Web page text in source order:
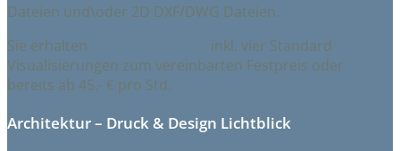
Dateien und\oder 2D DXF/DWG Dateien.
Sie erhalten
inkl. vier Standard
Visualisierungen zum vereinbarten Festpreis oder
bereits ab 45.- € pro Std.
Architektur – Druck & Design Lichtblick